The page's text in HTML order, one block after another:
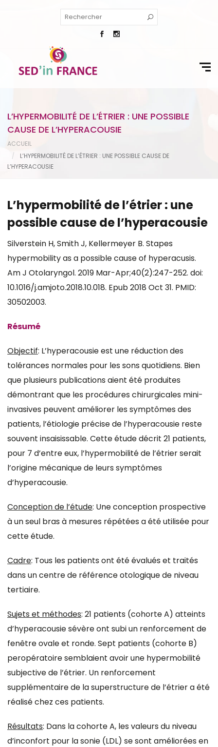
L’HYPERMOBILITÉ DE L’ÉTRIER : UNE POSSIBLE
CAUSE DE L’HYPERACOUSIE
ACCUEIL
L’HYPERMOBILITÉ DE L’ÉTRIER : UNE POSSIBLE CAUSE DE
L’HYPERACOUSIE
L’hypermobilité de l’étrier : une
possible cause de l’hyperacousie
Silverstein H, Smith J, Kellermeyer B. Stapes
hypermobility as a possible cause of hyperacusis.
Am J Otolaryngol. 2019 Mar-Apr;40(2):247-252. doi:
10.1016/j.amjoto.2018.10.018. Epub 2018 Oct 31. PMID:
30502003.
Résumé
Objectif: L’hyperacousie est une réduction des
tolérances normales pour les sons quotidiens. Bien
que plusieurs publications aient été produites
démontrant que les procédures chirurgicales mini-
invasives peuvent améliorer les symptômes des
patients, l’étiologie précise de l’hyperacousie reste
souvent insaisissable. Cette étude décrit 21 patients,
pour 7 d’entre eux, l’hypermobilité de l’étrier serait
l’origine mécanique de leurs symptômes
d’hyperacousie.
Conception de l’étude: Une conception prospective
à un seul bras à mesures répétées a été utilisée pour
cette étude.
Cadre: Tous les patients ont été évalués et traités
dans un centre de référence otologique de niveau
tertiaire.
Sujets et méthodes: 21 patients (cohorte A) atteints
d’hyperacousie sévère ont subi un renforcement de
fenêtre ovale et ronde. Sept patients (cohorte B)
peropératoire semblaient avoir une hypermobilité
subjective de l’étrier. Un renforcement
supplémentaire de la superstructure de l’étrier a été
réalisé chez ces patients.
Résultats: Dans la cohorte A, les valeurs du niveau
d’inconfort pour la sonie (LDL) se sont améliorées en